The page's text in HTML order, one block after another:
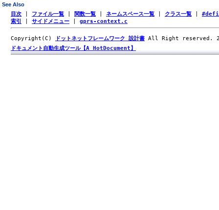
See Also
目次 ファイル一覧 関数一覧 ネームスペース一覧 クラス一覧
索引
サイドメニュー gprs-context.c
Copyright(C) ドットネットフレームワーク 設計書 All Right reserved.
ドキュメント自動生成ツール【A HotDocument】